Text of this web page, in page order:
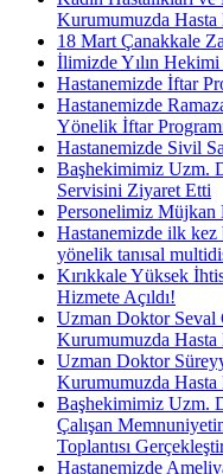
Kurumumuzda Hasta
18 Mart Çanakkale
İlimizde Yılın Hekimi
Hastanemizde İftar
Hastanemizde
Yönelik İftar
Hastanemizde Sivil
Başhekimimiz Uzm.
Servisini Ziyaret Etti
Personelimiz
Hastanemizde ilk kez
yönelik tanısal
Kırıkkale Yüksek
Hizmete Açıldı!
Uzman Doktor
Kurumumuzda Hasta
Uzman Doktor
Kurumumuzda Hasta
Başhekimimiz Uzm.
Çalışan
Toplantısı
Hastanemizde